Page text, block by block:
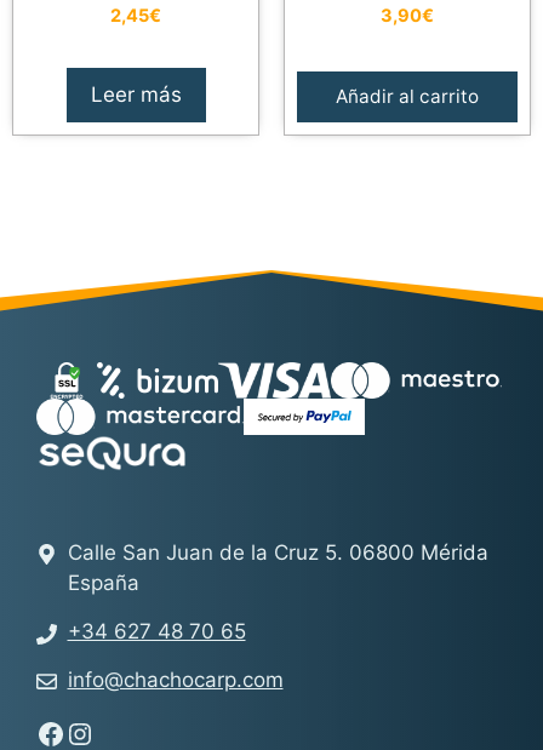
2,45€
Leer más
3,90€
Añadir al carrito
Calle San Juan de la Cruz 5. 06800 Mérida
España
+34 627 48 70 65
info@chachocarp.com
Síguenos en Facebook - Chachocarp
Síguenos en Instagram - Chachocarp